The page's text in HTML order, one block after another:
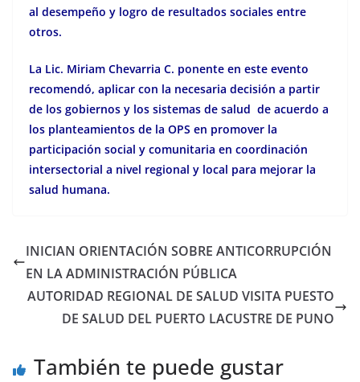
al desempeño y logro de resultados sociales entre
otros.
La Lic. Miriam Chevarria C. ponente en este evento
recomendó, aplicar con la necesaria decisión a partir
de los gobiernos y los sistemas de salud de acuerdo a
los planteamientos de la OPS en promover la
participación social y comunitaria en coordinación
intersectorial a nivel regional y local para mejorar la
salud humana.
INICIAN ORIENTACIÓN SOBRE ANTICORRUPCIÓN
EN LA ADMINISTRACIÓN PÚBLICA
AUTORIDAD REGIONAL DE SALUD VISITA PUESTO
DE SALUD DEL PUERTO LACUSTRE DE PUNO
También te puede gustar